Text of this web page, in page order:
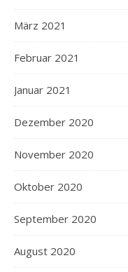
März 2021
Februar 2021
Januar 2021
Dezember 2020
November 2020
Oktober 2020
September 2020
August 2020